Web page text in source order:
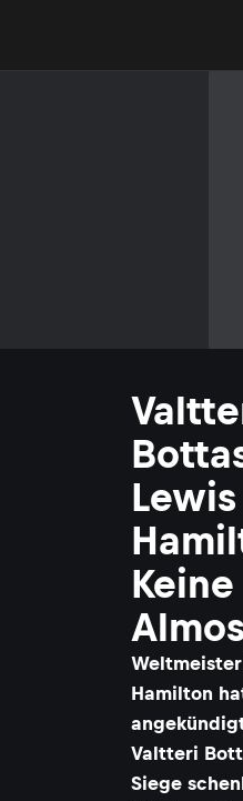
Lewis
Keine
Hamilton
Valtteri
Siege